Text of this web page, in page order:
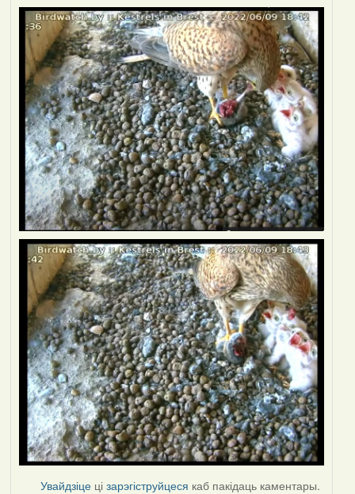
Увайдзіце цізарэгіструйцеся каб пакідаць каментары.